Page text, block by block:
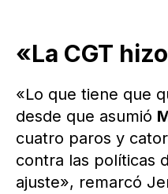
«La CGT
«Lo que tiene que
desde que asumió
cuatro paros y
contra las políticas
ajuste», remarcó